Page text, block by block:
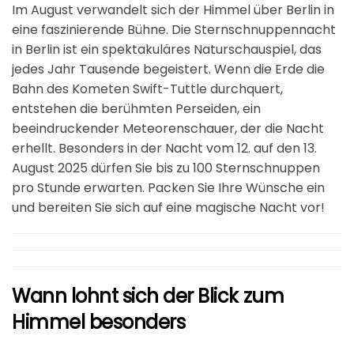
Im August verwandelt sich der Himmel über Berlin in
eine faszinierende Bühne. Die Sternschnuppennacht
in Berlin ist ein spektakuläres Naturschauspiel, das
jedes Jahr Tausende begeistert. Wenn die Erde die
Bahn des Kometen Swift-Tuttle durchquert,
entstehen die berühmten Perseiden, ein
beeindruckender Meteorenschauer, der die Nacht
erhellt. Besonders in der Nacht vom 12. auf den 13.
August 2025 dürfen Sie bis zu 100 Sternschnuppen
pro Stunde erwarten. Packen Sie Ihre Wünsche ein
und bereiten Sie sich auf eine magische Nacht vor!
Wann lohnt sich der Blick zum
Himmel besonders